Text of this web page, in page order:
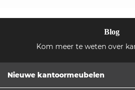
Blog
Kom meer te weten over
Nieuwe kantoormeubelen